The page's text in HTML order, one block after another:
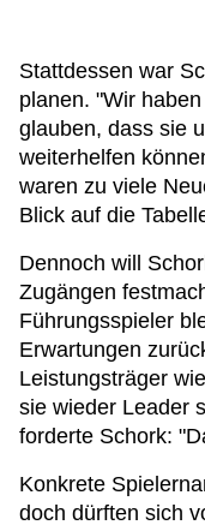
Stattdessen war
planen. "Wir
glauben, dass sie
weiterhelfen
waren zu viele
Blick auf die
Dennoch will
Zugängen
Führungsspieler
Erwartungen
Leistungsträger
sie wieder Leader
forderte Schork:
Konkrete
doch dürften sich